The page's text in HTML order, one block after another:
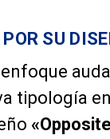
SU
tipología